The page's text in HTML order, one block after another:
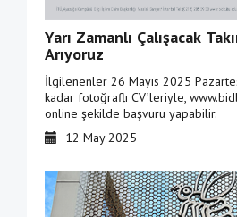
Yarı Zamanlı Çalışacak
Arıyoruz
İlgilenenler 26 Mayıs 2025
kadar fotoğraflı CV’leriyle,
online şekilde başvuru yapabilir.
12 May 2025